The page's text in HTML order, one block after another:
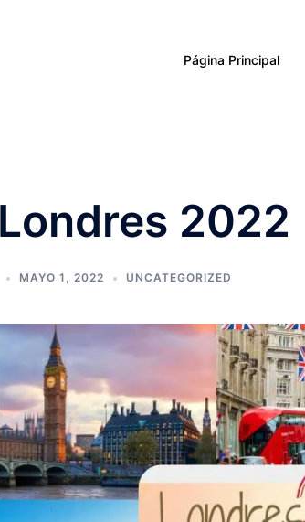
Página Principal
2022
MAYO 1, 2022 UNCATEGORIZED